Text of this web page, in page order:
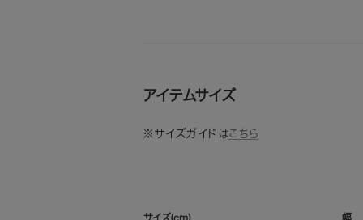
アイテムサイズ
※サイズガイドはこちら
サイズ(cm) 幅